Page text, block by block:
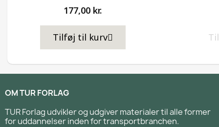
177,00 kr.
Tilføj til kurv
OM TUR FORLAG
TUR Forlag udvikler og udgiver materialer til alle former
for uddannelser inden for transportbranchen.